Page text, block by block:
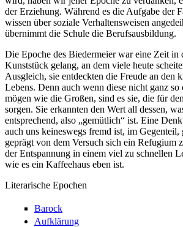
der Erziehung. Während es die Aufgabe der
wissen über soziale Verhaltensweisen
übernimmt die Schule die Berufsausbildung.
Die Epoche des Biedermeier war eine Zeit in
Kunststück gelang, an dem viele heute
Ausgleich, sie entdeckten die Freude an den
Lebens. Denn auch wenn diese nicht ganz
mögen wie die Großen, sind es sie, die für
sorgen. Sie erkannten den Wert all dessen,
entsprechend, also „gemütlich“ ist. Eine
auch uns keineswegs fremd ist, im Gegenteil,
geprägt von dem Versuch sich ein Refugium
der Entspannung in einem viel zu schnellen
wie es ein Kaffeehaus eben ist.
Literarische Epochen
Barock
Aufklärung